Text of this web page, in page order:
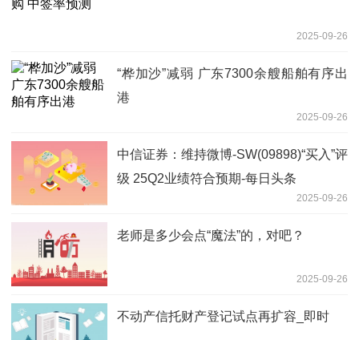
2025-09-26
“桦加沙”减弱 广东7300余艘船舶有序出
港
2025-09-26
中信证券：维持微博-SW(09898)“买入”评
级 25Q2业绩符合预期-每日头条
2025-09-26
老师是多少会点“魔法”的，对吧？
2025-09-26
不动产信托财产登记试点再扩容_即时